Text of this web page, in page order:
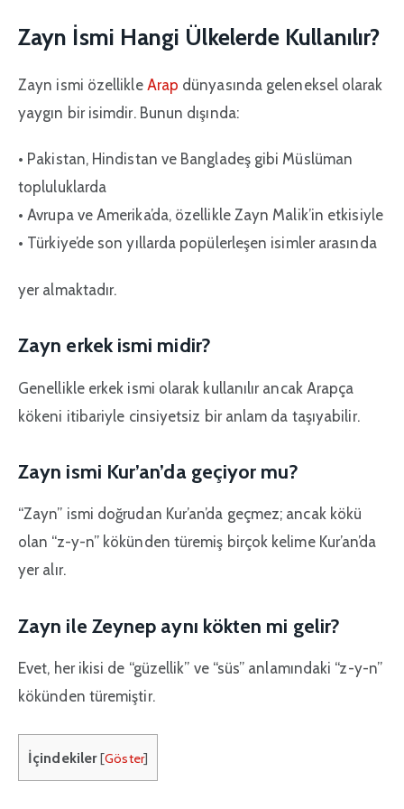
Zayn İsmi Hangi Ülkelerde Kullanılır?
Zayn ismi özellikle Arap dünyasında geleneksel olarak
yaygın bir isimdir. Bunun dışında:
• Pakistan, Hindistan ve Bangladeş gibi Müslüman
topluluklarda
• Avrupa ve Amerika’da, özellikle Zayn Malik’in etkisiyle
• Türkiye’de son yıllarda popülerleşen isimler arasında
yer almaktadır.
Zayn erkek ismi midir?
Genellikle erkek ismi olarak kullanılır ancak Arapça
kökeni itibariyle cinsiyetsiz bir anlam da taşıyabilir.
Zayn ismi Kur’an’da geçiyor mu?
“Zayn” ismi doğrudan Kur’an’da geçmez; ancak kökü
olan “z-y-n” kökünden türemiş birçok kelime Kur’an’da
yer alır.
Zayn ile Zeynep aynı kökten mi gelir?
Evet, her ikisi de “güzellik” ve “süs” anlamındaki “z-y-n”
kökünden türemiştir.
İçindekiler [Göster]